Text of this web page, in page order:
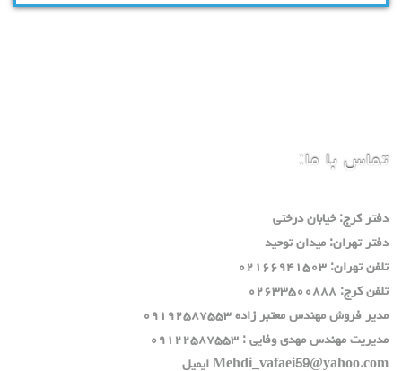
تماس با ما:
دفتر كرج: خيابان درختي
دفتر تهران: ميدان توحيد
تلفن تهران: ٠٢١٦٦٩٤١٥٠٣
تلفن كرج: ٠٢٦٣٣٥٠٠٨٨٨
مدير فروش مهندس معتبر زاده ٠٩١٩٢٥٨٧٥٥٣
مديريت مهندس مهدي وفايي : ٠٩١٢٢٥٨٧٥٥٣
Mehdi_vafaei59@yahoo.com ايميل